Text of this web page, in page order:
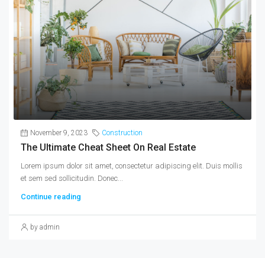
November 9, 2023 Construction
The Ultimate Cheat Sheet On Real Estate
Lorem ipsum dolor sit amet, consectetur adipiscing elit. Duis mollis
et sem sed sollicitudin. Donec...
Continue reading
by admin